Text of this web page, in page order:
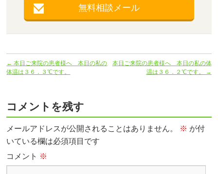
無料相談メール
← 本日ご来院の患者様へ 本日の私の
体温は３６．３℃です。
本日ご来院の患者様へ 本日の私の体
温は３６．２℃です。
→
コメントを残す
メールアドレスが公開されることはありません。 ※ が付
いている欄は必須項目です
コメント ※